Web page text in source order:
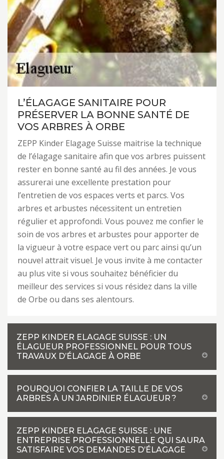
L’ÉLAGAGE SANITAIRE POUR
PRÉSERVER LA BONNE SANTÉ DE
VOS ARBRES À ORBE
ZEPP Kinder Elagage Suisse maitrise la technique
de l’élagage sanitaire afin que vos arbres puissent
rester en bonne santé au fil des années. Je vous
assurerai une excellente prestation pour
l’entretien de vos espaces verts et parcs. Vos
arbres et arbustes nécessitent un entretien
régulier et approfondi. Vous pouvez me confier le
soin de vos arbres et arbustes pour apporter de
la vigueur à votre espace vert ou parc ainsi qu’un
nouvel attrait visuel. Je vous invite à me contacter
au plus vite si vous souhaitez bénéficier du
meilleur des services si vous résidez dans la ville
de Orbe ou dans ses alentours.
ZEPP KINDER ELAGAGE SUISSE : UN
ÉLAGUEUR PROFESSIONNEL POUR TOUS
TRAVAUX D’ÉLAGAGE À ORBE
POURQUOI CONFIER LA TAILLE DE VOS
ARBRES À UN JARDINIER ÉLAGUEUR ?
ZEPP KINDER ELAGAGE SUISSE : UNE
ENTREPRISE PROFESSIONNELLE QUI SAURA
SATISFAIRE VOS DEMANDES D’ÉLAGAGE